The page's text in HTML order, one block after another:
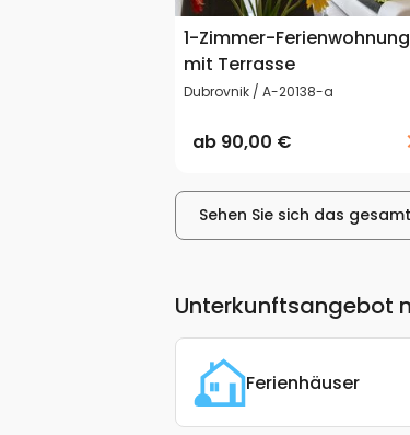
1-Zimmer-Ferienwohnung
mit Terrasse
Dubrovnik / A-20138-a
ab 90,00 €
Sehen Sie sich das
Unterkunftsangebot
Ferienhäuser